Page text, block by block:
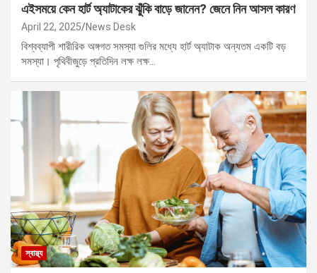
এইসময়ে কেন হার্ট অ্যাটাকের ঝুঁকি বাড়ে জানেন? জেনে নিন আসল কারণ
April 22, 2025 News Desk
বিশ্বব্যাপী শারীরিক অঙ্গগত সমস্যা গুলির মধ্যে হার্ট অ্যাটাক অন্যতম একটি বড়
সমস্যা। পৃথিবীজুড়ে প্রতিদিন লক্ষ লক্ষ…
স্বাস্থ্য